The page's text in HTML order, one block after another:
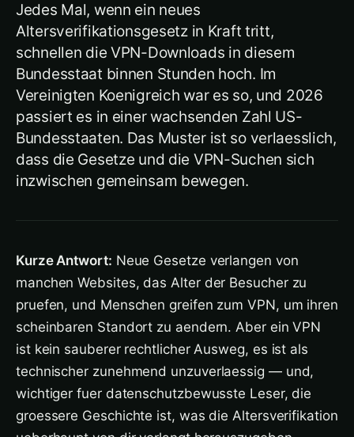
Jedes Mal, wenn ein neues
Altersverifikationsgesetz in Kraft tritt,
schnellen die VPN-Downloads in diesem
Bundesstaat binnen Stunden hoch. Im
Vereinigten Koenigreich war es so, und 2026
passiert es in einer wachsenden Zahl US-
Bundesstaaten. Das Muster ist so verlaesslich,
dass die Gesetze und die VPN-Suchen sich
inzwischen gemeinsam bewegen.
Kurze Antwort: Neue Gesetze verlangen von
manchen Websites, das Alter der Besucher zu
pruefen, und Menschen greifen zum VPN, um ihren
scheinbaren Standort zu aendern. Aber ein VPN
ist kein sauberer rechtlicher Ausweg, es ist als
technischer zunehmend unzuverlaessig — und,
wichtiger fuer datenschutzbewusste Leser, die
groessere Geschichte ist, was die Altersverifikation